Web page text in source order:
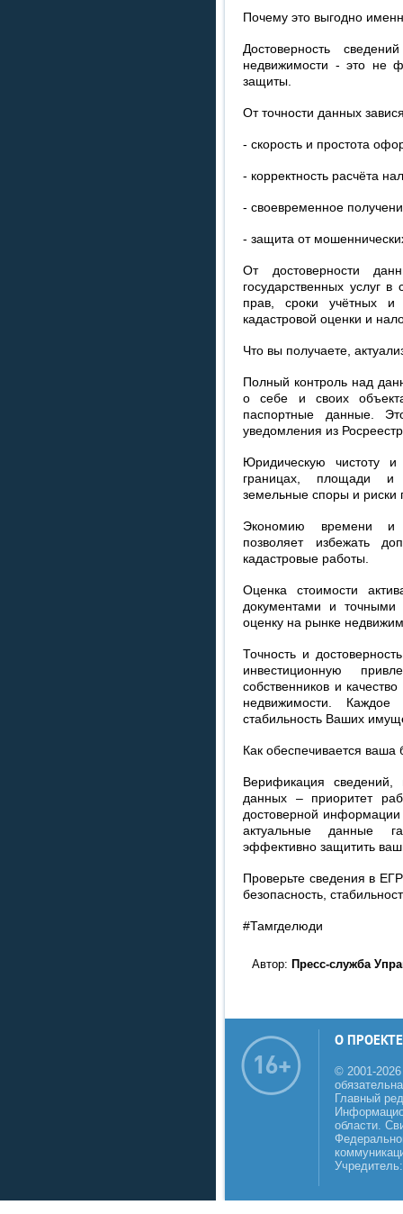
Почему это выгодно
Достоверность
недвижимости - это не
защиты.
От точности данных
- скорость и простота
- корректность расчёта
- своевременное
- защита от
От достоверности
государственных услуг
прав, сроки учётных и
кадастровой оценки и
Что вы получаете,
Полный контроль над
о себе и своих
паспортные данные.
уведомления из
Юридическую чистоту и
границах, площади и
земельные споры и риски
Экономию времени и
позволяет избежать
кадастровые работы.
Оценка стоимости
документами и точными
оценку на рынке
Точность и
инвестиционную
собственников и
недвижимости.
стабильность Ваших
Как обеспечивается ваша
Верификация сведений,
данных – приоритет
достоверной
актуальные данные
эффективно защитить
Проверьте сведения в
безопасность,
#Тамгделюди
Автор: Пресс-служба
О ПРОЕКТЕ
© 2001-
Главный
области.